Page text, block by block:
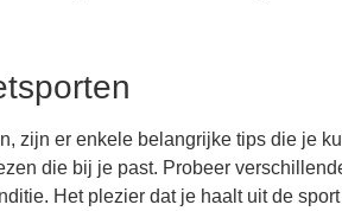
zijn er enkele belangrijke tips die je
die bij je past. Probeer
Het plezier dat je haalt uit de